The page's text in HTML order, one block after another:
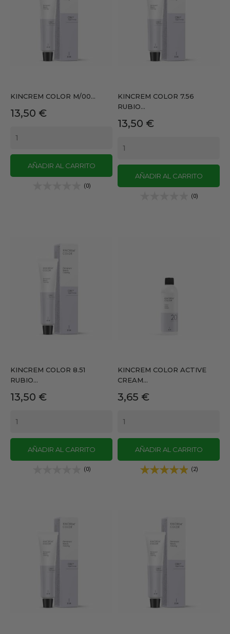
KINCREM COLOR M/00...
Precio
13,50 €
AÑADIR AL CARRITO
(0)
KINCREM COLOR 7.56
RUBIO...
Precio
13,50 €
AÑADIR AL CARRITO
(0)
KINCREM COLOR 8.51
RUBIO...
Precio
13,50 €
AÑADIR AL CARRITO
(0)
KINCREM COLOR ACTIVE
CREAM...
Precio
3,65 €
AÑADIR AL CARRITO
(2)